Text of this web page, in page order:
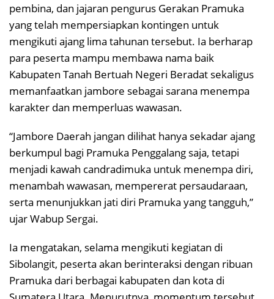
pembina, dan jajaran pengurus Gerakan Pramuka
yang telah mempersiapkan kontingen untuk
mengikuti ajang lima tahunan tersebut. Ia berharap
para peserta mampu membawa nama baik
Kabupaten Tanah Bertuah Negeri Beradat sekaligus
memanfaatkan jambore sebagai sarana menempa
karakter dan memperluas wawasan.
“Jambore Daerah jangan dilihat hanya sekadar ajang
berkumpul bagi Pramuka Penggalang saja, tetapi
menjadi kawah candradimuka untuk menempa diri,
menambah wawasan, mempererat persaudaraan,
serta menunjukkan jati diri Pramuka yang tangguh,”
ujar Wabup Sergai.
Ia mengatakan, selama mengikuti kegiatan di
Sibolangit, peserta akan berinteraksi dengan ribuan
Pramuka dari berbagai kabupaten dan kota di